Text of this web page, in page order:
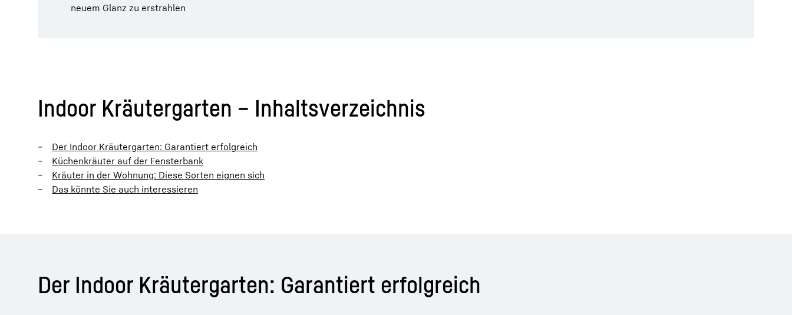
neuem Glanz zu erstrahlen
Indoor Kräutergarten – Inhaltsverzeichnis
Der Indoor Kräutergarten: Garantiert erfolgreich
Küchenkräuter auf der Fensterbank
Kräuter in der Wohnung: Diese Sorten eignen sich
Das könnte Sie auch interessieren
Der Indoor Kräutergarten: Garantiert erfolgreich